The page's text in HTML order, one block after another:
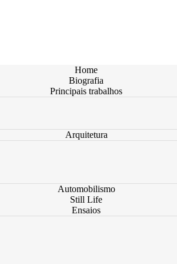
Home
Biografia
Principais trabalhos
Arquitetura
Automobilismo
Still Life
Ensaios